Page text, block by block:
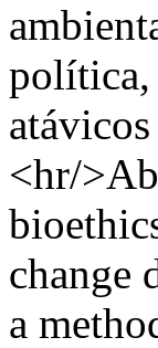
política,
<hr/
change
a